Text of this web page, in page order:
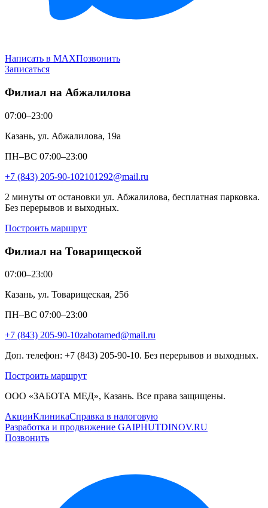
Написать в MAXПозвонить
Записаться
Филиал на Абжалилова
07:00–23:00
Казань, ул. Абжалилова, 19а
ПН–ВС 07:00–23:00
+7 (843) 205-90-102101292@mail.ru
2 минуты от остановки ул. Абжалилова, бесплатная парковка.
Без перерывов и выходных.
Построить маршрут
Филиал на Товарищеской
07:00–23:00
Казань, ул. Товарищеская, 25б
ПН–ВС 07:00–23:00
+7 (843) 205-90-10zabotamed@mail.ru
Доп. телефон: +7 (843) 205-90-10. Без перерывов и выходных.
Построить маршрут
ООО «ЗАБОТА МЕД», Казань. Все права защищены.
АкцииКлиникаСправка в налоговую
Разработка и продвижение GAIPHUTDINOV.RU
Позвонить